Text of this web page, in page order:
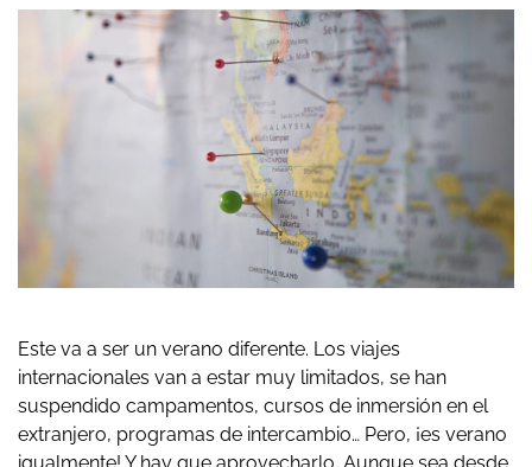
Este va a ser un verano diferente. Los viajes
internacionales van a estar muy limitados, se han
suspendido campamentos, cursos de inmersión en el
extranjero, programas de intercambio… Pero, ¡es verano